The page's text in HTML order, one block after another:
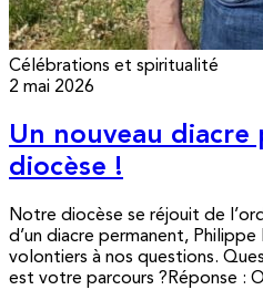
Célébrations et spiritualité
2 mai 2026
Un nouveau
diocèse !
Notre diocèse se réjouit de
d’un diacre permanent,
volontiers à nos questions.
est votre parcours ?Réponse :